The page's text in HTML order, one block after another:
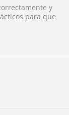
y
para que